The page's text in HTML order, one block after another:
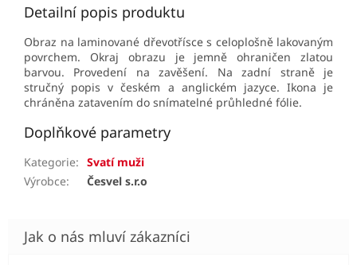
Detailní popis produktu
Obraz na laminované dřevotřísce s celoplošně lakovaným
povrchem. Okraj obrazu je jemně ohraničen zlatou
barvou. Provedení na zavěšení. Na zadní straně je
stručný popis v českém a anglickém jazyce. Ikona je
chráněna zatavením do snímatelné průhledné fólie.
Doplňkové parametry
Kategorie: Svatí muži
Výrobce: Česvel s.r.o